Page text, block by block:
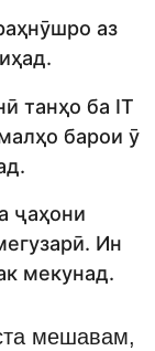
аз
танҳо ба IT
барои ӯ
ҷаҳони
Ин
мекунад.
мешавам,